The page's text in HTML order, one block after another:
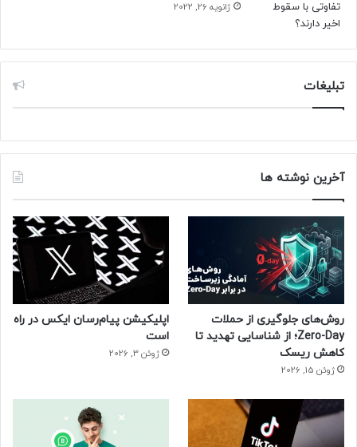
ژانویه 26, 2022
تبلیغات
آخرین نوشته ها
روش‌های جلوگیری از حملات
Zero-Day؛ از شناسایی تهدید تا
کاهش ریسک
ژوئن 15, 2026
اپلیکیشن پیام‌رسان ایکس در راه
است
ژوئن 3, 2026